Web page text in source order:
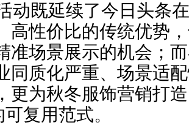
动既延续了今日头条
高性价比的传统优势
准场景展示的机会；
同质化严重、场景适
更为秋冬服饰营销打
复用范式。